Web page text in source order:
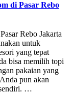
di Pasar Rebo
Rebo Jakarta
untuk
yang tepat
bisa memilih topi
pakaian yang
pun akan
…